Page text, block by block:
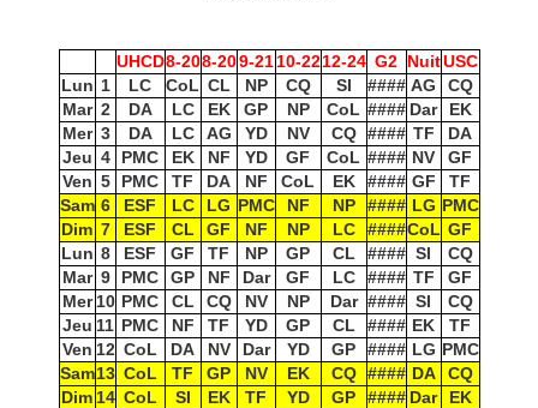
UHCD8-208-209-21 10-2212-24 G2 NuitUSC
Lun 1 LC CoL CL NP CQ SI #### AG
CQ
Mar 2 DA LC EK GP NP CoL #### Dar
EK
Mer 3 DA LC AG YD NV CQ #### TF
DA
Jeu 4 PMC EK NF YD GF CoL #### NV
GF
Ven 5 PMC TF DA NF CoL EK #### GF
TF
Sam 6 ESF LC LG PMC NF NP #### LG PMC
Dim 7 ESF CL GF NF NP LC ####CoL GF
Lun 8 ESF GF TF NP GP CL #### SI
CQ
Mar 9 PMC GP NF Dar GF LC #### TF
GF
Mer 10 PMC CL CQ NV NP Dar #### SI
CQ
Jeu 11 PMC NF TF YD GP CL #### EK
TF
Ven 12 CoL DA NV Dar YD GP #### LG PMC
Sam13 CoL TF GP NV EK CQ #### DA
CQ
Dim 14 CoL SI EK TF YD GP #### Dar
EK